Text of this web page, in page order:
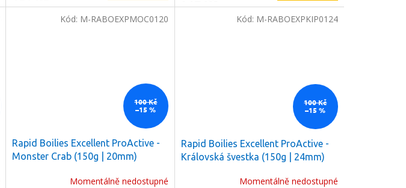
100 Kč
–15 %
Rapid Boilies Excellent ProActive -
Monster Crab (150g | 20mm)
Momentálně nedostupné
Kód: M-RABOEXPMOC0120
100 Kč
–15 %
Rapid Boilies Excellent ProActive -
Královská švestka (150g | 24mm)
Momentálně nedostupné
Kód: M-RABOEXPKIP0124